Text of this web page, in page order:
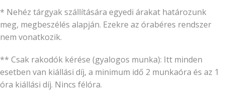
* Nehéz tárgyak szállítására egyedi árakat határozunk
meg, megbeszélés alapján. Ezekre az órabéres rendszer
nem vonatkozik.
** Csak rakodók kérése (gyalogos munka): Itt minden
esetben van kiállási díj, a minimum idő 2 munkaóra és az 1
óra kiállási díj. Nincs félóra.